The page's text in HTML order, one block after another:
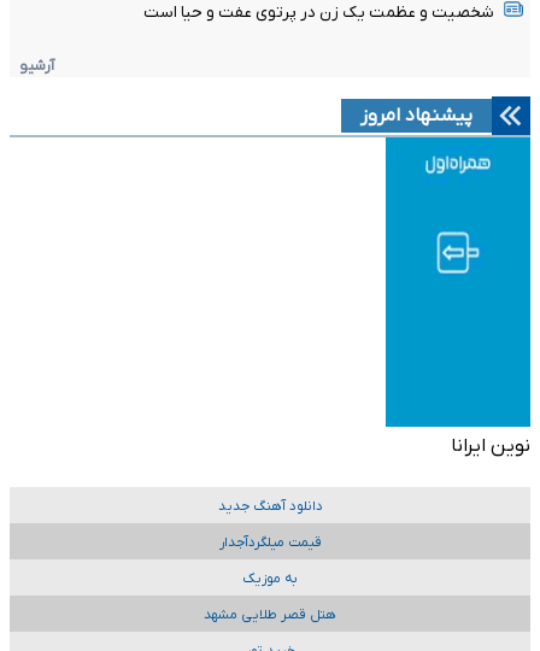
شخصیت و عظمت یک زن در پرتوی عفت و حیا است
آرشیو
پیشنهاد امروز
نوین ایرانا
دانلود آهنگ جدید
قیمت میلگردآجدار
به موزیک
هتل قصر طلایی مشهد